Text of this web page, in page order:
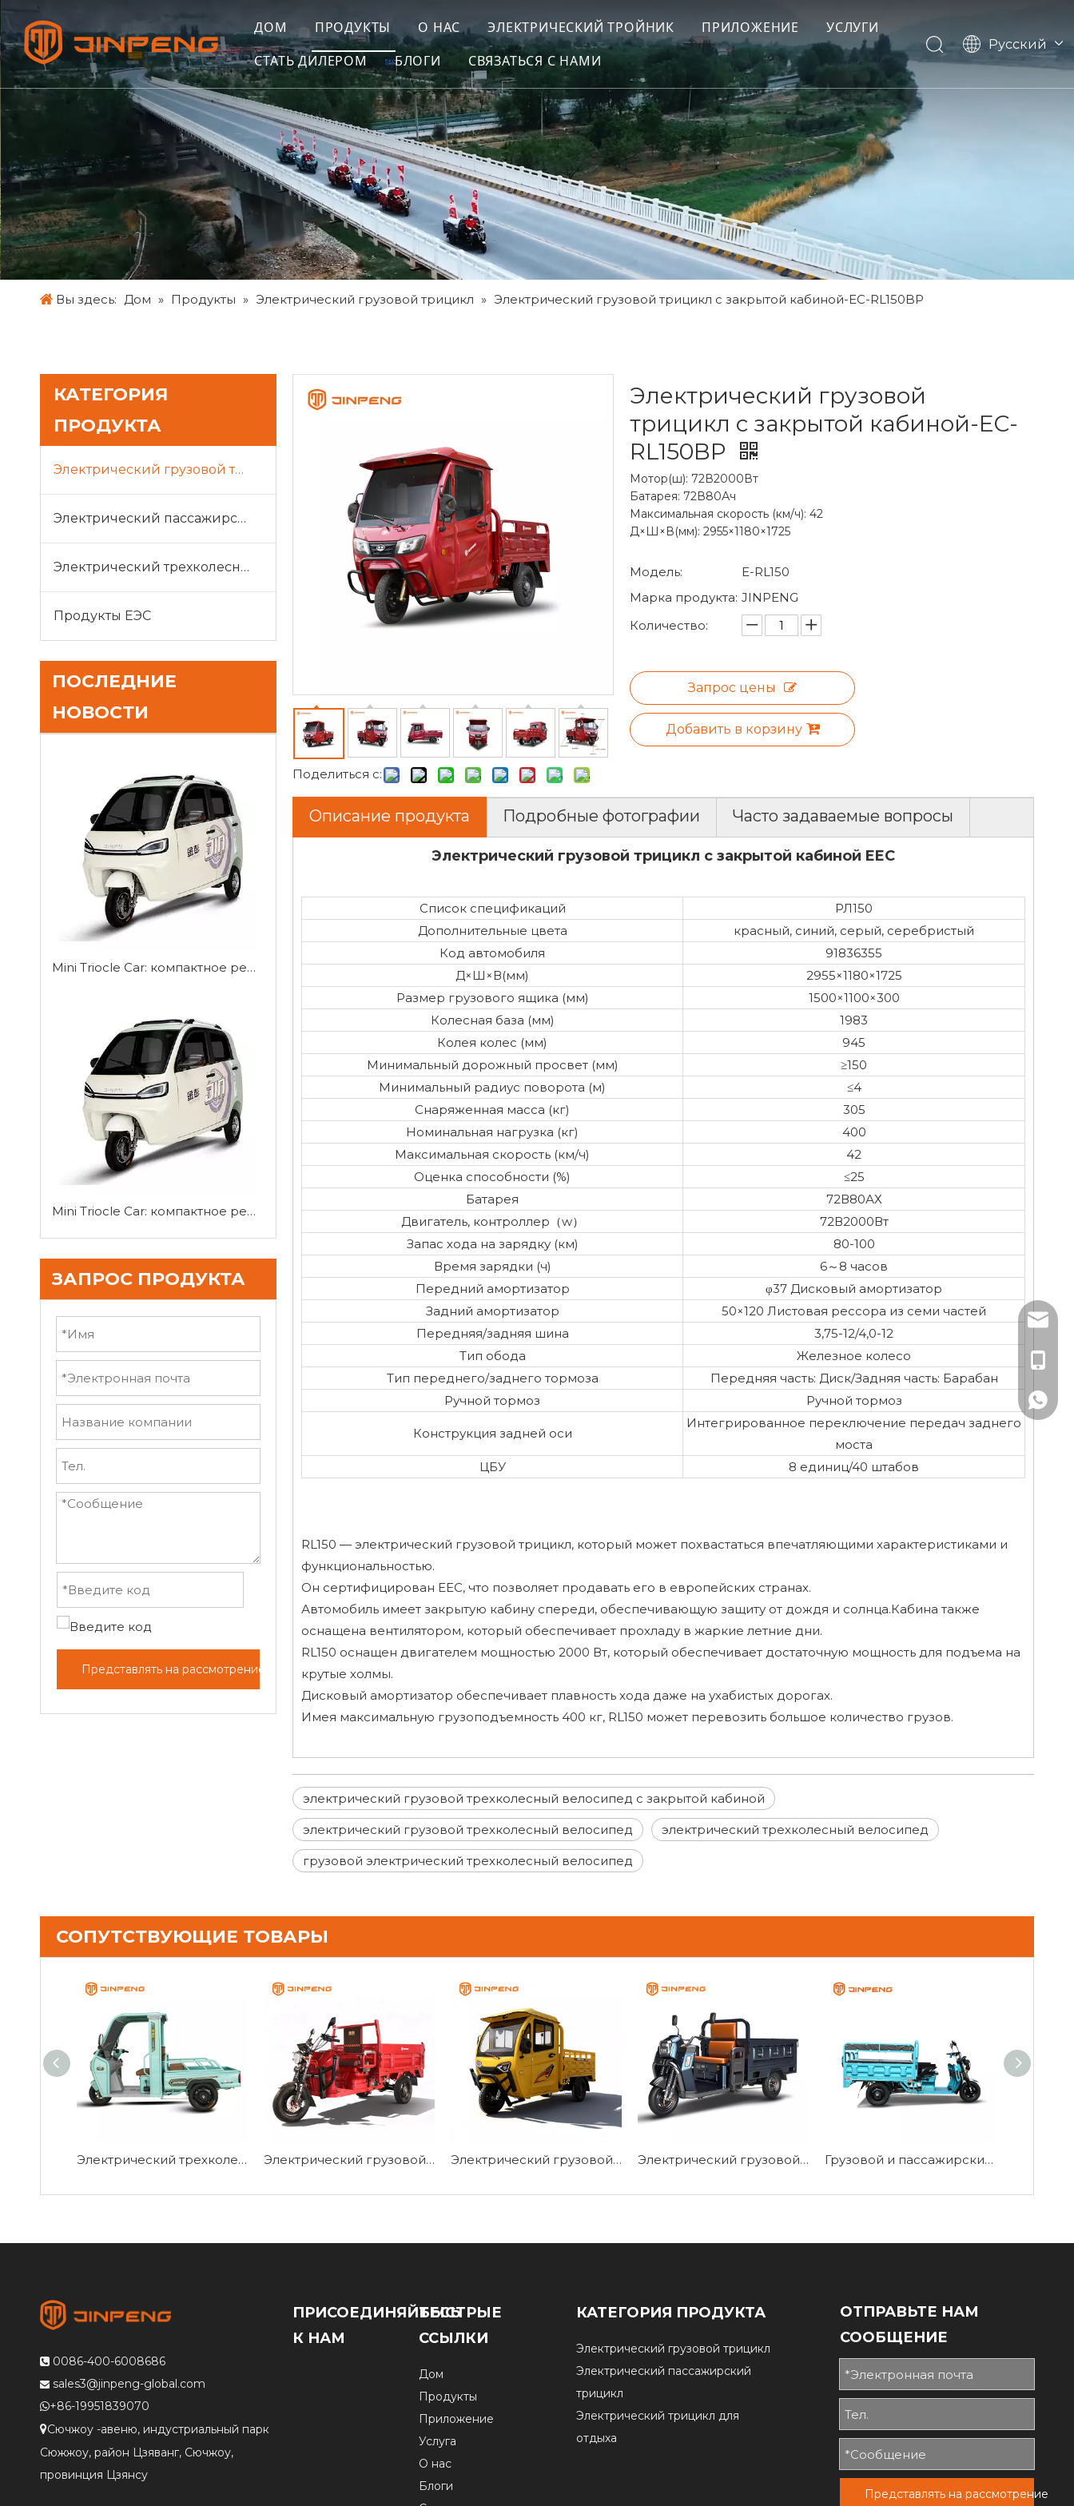
ДОМ ПРОДУКТЫ О НАС ЭЛЕКТРИЧЕСКИЙ ТРОЙНИК ПРИЛОЖЕНИЕ
УСЛУГИ
СТАТЬ ДИЛЕРОМ
БЛОГИ СВЯЗАТЬСЯ С НАМИ
Pусский
English
Français
Вы здесь: Дом » Продукты » Электрический грузовой трицикл » Электрический грузовой трицикл с закрытой кабиной-EC-RL150BP
КАТЕГОРИЯ
ПРОДУКТА
Электрический грузовой трицикл
Электрический пассажирский трицикл
Электрический трехколесный велосипед для отдыха
Продукты ЕЭС
ПОСЛЕДНИЕ
НОВОСТИ
Mini Triocle Car: компактное решение для городской мобильности
Mini Triocle Car: компактное решение для городской мобильности
ЗАПРОС ПРОДУКТА
Представлять на рассмотрение
Поделиться с:
Электрический грузовой
трицикл с закрытой кабиной-EC-
RL150BP
Мотор(ш): 72В2000Вт
Батарея: 72В80Ач
Максимальная скорость (км/ч): 42
Д×Ш×В(мм): 2955×1180×1725
Модель:
E-RL150
Марка продукта: JINPENG
Количество:
Запрос цены
Добавить в корзину
Описание продукта Подробные фотографии Часто задаваемые вопросы
Электрический грузовой трицикл с закрытой кабиной EEC
Список спецификаций
РЛ150
Дополнительные цвета
красный, синий, серый, серебристый
Код автомобиля
91836355
Д×Ш×В(мм)
2955×1180×1725
Размер грузового ящика (мм)
1500×1100×300
Колесная база (мм)
1983
Колея колес (мм)
945
Минимальный дорожный просвет (мм)
≥150
Минимальный радиус поворота (м)
≤4
Снаряженная масса (кг)
305
Номинальная нагрузка (кг)
400
Максимальная скорость (км/ч)
42
Оценка способности (%)
≤25
Батарея
72В80АХ
Двигатель, контроллер（w）
72В2000Вт
Запас хода на зарядку (км)
80-100
Время зарядки (ч)
6～8 часов
Передний амортизатор
φ37 Дисковый амортизатор
Задний амортизатор
50×120 Листовая рессора из семи частей
Передняя/задняя шина
3,75-12/4,0-12
Тип обода
Железное колесо
Тип переднего/заднего тормоза
Передняя часть: Диск/Задняя часть: Барабан
Ручной тормоз
Ручной тормоз
Конструкция задней оси
Интегрированное переключение передач заднего
моста
ЦБУ
8 единиц/40 штабов
RL150 — электрический грузовой трицикл, который может похвастаться впечатляющими характеристиками и
функциональностью.
Он сертифицирован EEC, что позволяет продавать его в европейских странах.
Автомобиль имеет закрытую кабину спереди, обеспечивающую защиту от дождя и солнца.Кабина также
оснащена вентилятором, который обеспечивает прохладу в жаркие летние дни.
RL150 оснащен двигателем мощностью 2000 Вт, который обеспечивает достаточную мощность для подъема на
крутые холмы.
Дисковый амортизатор обеспечивает плавность хода даже на ухабистых дорогах.
Имея максимальную грузоподъемность 400 кг, RL150 может перевозить большое количество грузов.
электрический грузовой трехколесный велосипед с закрытой кабиной
электрический грузовой трехколесный велосипед электрический трехколесный велосипед
грузовой электрический трехколесный велосипед
СОПУТСТВУЮЩИЕ ТОВАРЫ
Электрический трехколесный велосипед для пассажиров и грузов P9 Электрический грузовой трицикл с гидравлическим отвалом E-JB150Z Электрический грузовой трицикл с закрытой кабиной водителя E-TJ150 Электрический грузовой трайк с тяжелой нагрузкой JW180 Грузовой и пассажирский электрический трехколесный велосипед TY150UK
+86-
 0086-400-6008686
 sales3@jinpeng-global.com
+86-19951839070
Сючжоу -авеню, индустриальный парк
Сюжжоу, район Цзяванг, Сючжоу,
провинция Цзянсу
ПРИСОЕДИНЯЙТЕСЬ
К НАМ
БЫСТРЫЕ
ССЫЛКИ
Дом
Продукты
Приложение
Услуга
О нас
Блоги
КАТЕГОРИЯ ПРОДУКТА
Электрический грузовой трицикл
Электрический пассажирский
трицикл
Электрический трицикл для
отдыха
ОТПРАВЬТЕ НАМ
СООБЩЕНИЕ
Представлять на рассмотрение